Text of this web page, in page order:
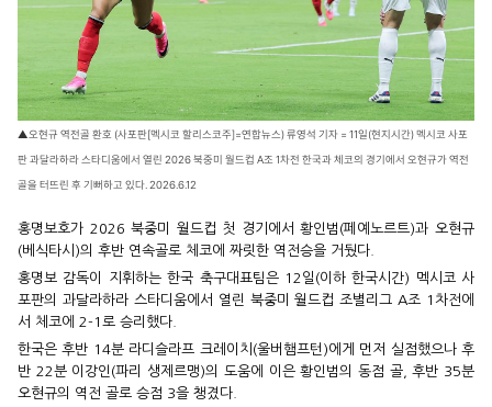
▲오현규 역전골 환호 (사포판[멕시코 할리스코주]=연합뉴스) 류영석 기자 = 11일(현지시간) 멕시코 사포
판 과달라하라 스타디움에서 열린 2026 북중미 월드컵 A조 1차전 한국과 체코의 경기에서 오현규가 역전
골을 터뜨린 후 기뻐하고 있다. 2026.6.12
홍명보호가 2026 북중미 월드컵 첫 경기에서 황인범(페예노르트)과 오현규
(베식타시)의 후반 연속골로 체코에 짜릿한 역전승을 거뒀다.
홍명보 감독이 지휘하는 한국 축구대표팀은 12일(이하 한국시간) 멕시코 사
포판의 과달라하라 스타디움에서 열린 북중미 월드컵 조별리그 A조 1차전에
서 체코에 2-1로 승리했다.
한국은 후반 14분 라디슬라프 크레이치(울버햄프턴)에게 먼저 실점했으나 후
반 22분 이강인(파리 생제르맹)의 도움에 이은 황인범의 동점 골, 후반 35분
오현규의 역전 골로 승점 3을 챙겼다.